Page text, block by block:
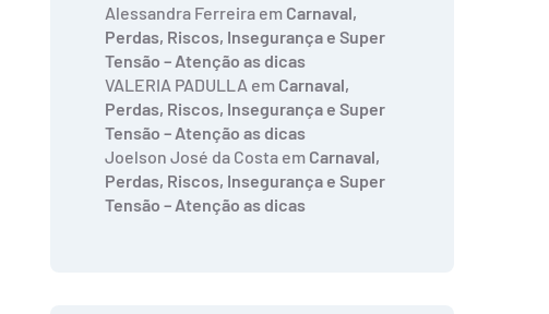
Alessandra Ferreira em Carnaval,
Perdas, Riscos, Insegurança e Super
Tensão – Atenção as dicas
VALERIA PADULLA em Carnaval,
Perdas, Riscos, Insegurança e Super
Tensão – Atenção as dicas
Joelson José da Costa em Carnaval,
Perdas, Riscos, Insegurança e Super
Tensão – Atenção as dicas